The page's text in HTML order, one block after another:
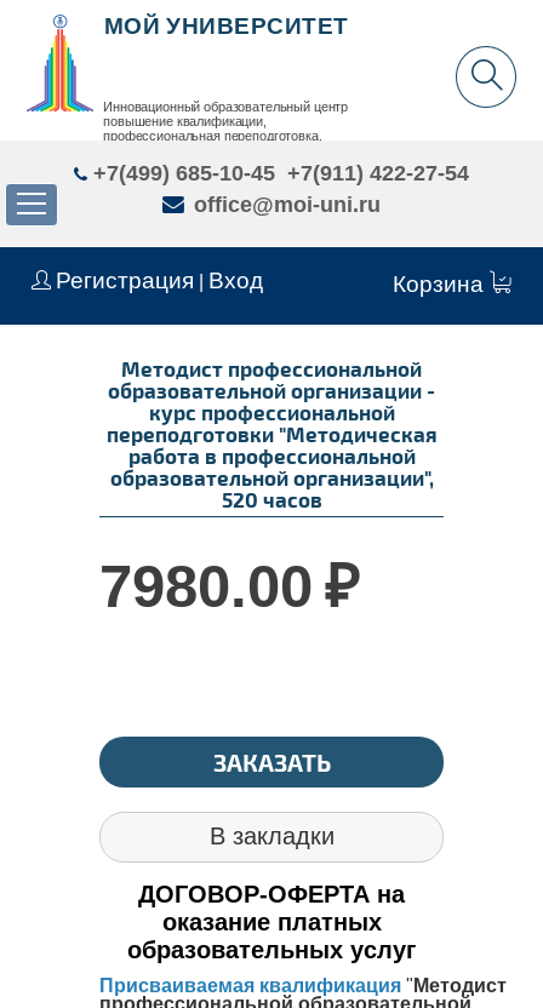
Регистрация Вход Корзина
МОЙ УНИВЕРСИТЕТ
Инновационный образовательный центр
повышение квалификации,
профессиональная переподготовка,
+7(499) 685-10-45 +7(911) 422-27-54
office@moi-uni.ru
Методист профессиональной
образовательной организации -
курс профессиональной
переподготовки "Методическая
работа в профессиональной
образовательной организации",
520 часов
7980.00 ₽
ЗАКАЗАТЬ
В закладки
ДОГОВОР-ОФЕРТА на
оказание платных
образовательных услуг
Присваиваемая квалификация " Методист
профессиональной образовательной